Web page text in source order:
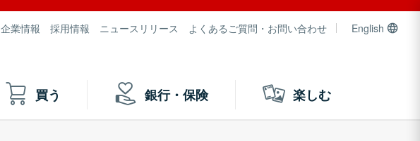
企業情報 採用情報 ニュースリリース よくあるご質問・お問い合わせ English
買う 銀行・保険 楽しむ